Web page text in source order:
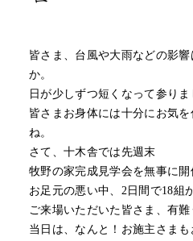
皆さま、台風や大雨などの影
か。
日が少しずつ短くなって参りま
皆さまお身体には十分にお気
ね。
さて、十木舎では先週末
牧野の家完成見学会を無事に開
お足元の悪い中、2日間で18組
ご来場いただいた皆さま、有難
当日は、なんと！お施主さまも